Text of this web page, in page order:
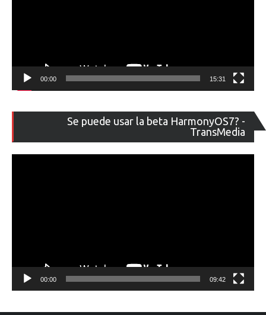
00:00 15:31
Se puede usar la beta HarmonyOS7? -
TransMedia
de
00:00 09:42